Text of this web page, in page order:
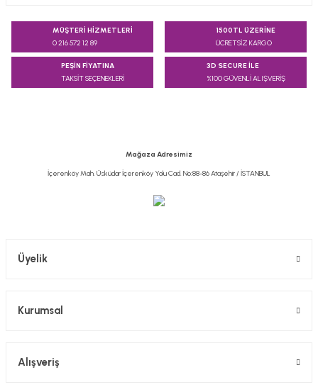
konularda yetersiz gördüğünüz noktaları öneri formunu
kullanarak tarafımıza iletebilirsiniz.
Ürün resmi kalitesiz, bozuk veya görüntülenemiyor.
MÜŞTERİ HİZMETLERİ
0 216 572 12 89
1500TL ÜZERİNE
ÜCRETSİZ KARGO
PEŞİN FİYATINA
TAKSİT SEÇENEKLERİ
3D SECURE İLE
%100 GÜVENLİ ALIŞVERİŞ
Mağaza Adresimiz
İçerenköy Mah. Üsküdar İçerenköy Yolu Cad. No:88-86 Ataşehir / İSTANBUL
Üyelik
Kurumsal
Alışveriş